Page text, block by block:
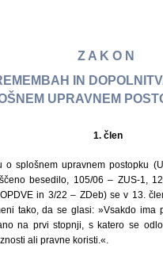
Z A K O N
IN
UPRAVNEM
1. člen
o splošnem upravnem postopku
besedilo, 105/06 – ZUS-1,
in 3/22 – ZDeb) se v 13.
tako, da se glasi: »Vsakdo ima
na prvi stopnji, s katero se
ali pravne koristi.«.